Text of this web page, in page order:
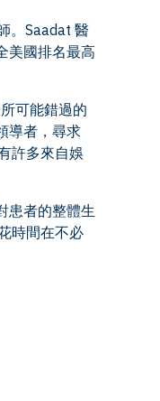
。Saadat 醫
美國排名最高
可能錯過的
導者，尋求
許多來自娛
患者的整體生
時間在不必